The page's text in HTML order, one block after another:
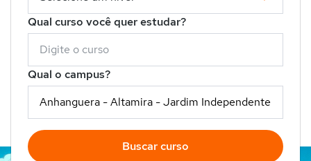
Qual curso você quer estudar?
Qual o campus?
Buscar curso